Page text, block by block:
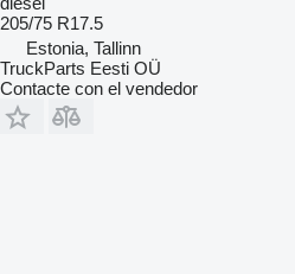
205/75 R17.5
Estonia, Tallinn
TruckParts Eesti OÜ
Contacte con el vendedor